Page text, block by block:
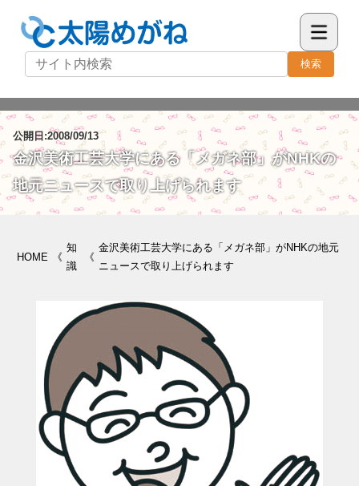
検索
公開日:2008/09/13
金沢美術工芸大学にある「メガネ部」がNHKの
地元ニュースで取り上げられます
HOME 《
知
識
《
金沢美術工芸大学にある「メガネ部」がNHKの地元
ニュースで取り上げられます